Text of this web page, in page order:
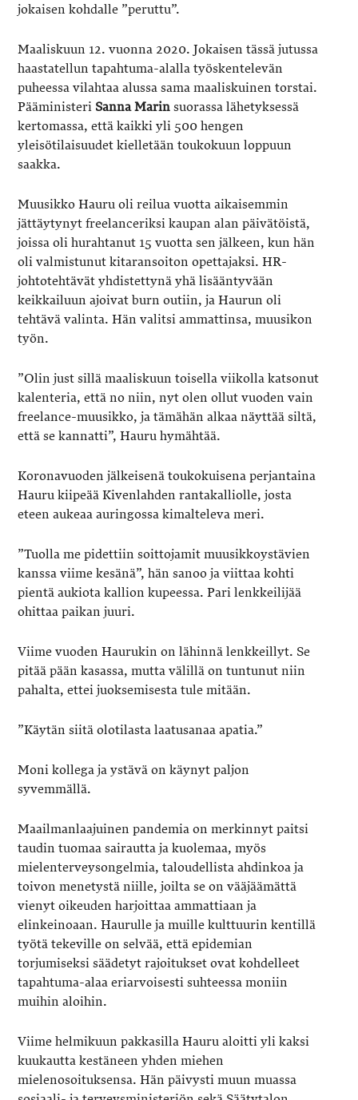
jokaisen kohdalle ”peruttu”.
Maaliskuun 12. vuonna 2020. Jokaisen tässä jutussa
haastatellun tapahtuma-alalla työskentelevän
puheessa vilahtaa alussa sama maaliskuinen torstai.
Pääministeri Sanna Marin suorassa lähetyksessä
kertomassa, että kaikki yli 500 hengen
yleisötilaisuudet kielletään toukokuun loppuun
saakka.
Muusikko Hauru oli reilua vuotta aikaisemmin
jättäytynyt freelanceriksi kaupan alan päivätöistä,
joissa oli hurahtanut 15 vuotta sen jälkeen, kun hän
oli valmistunut kitaransoiton opettajaksi. HR-
johtotehtävät yhdistettynä yhä lisääntyvään
keikkailuun ajoivat burn outiin, ja Haurun oli
tehtävä valinta. Hän valitsi ammattinsa, muusikon
työn.
”Olin just sillä maaliskuun toisella viikolla katsonut
kalenteria, että no niin, nyt olen ollut vuoden vain
freelance-muusikko, ja tämähän alkaa näyttää siltä,
että se kannatti”, Hauru hymähtää.
Koronavuoden jälkeisenä toukokuisena perjantaina
Hauru kiipeää Kivenlahden rantakalliolle, josta
eteen aukeaa auringossa kimalteleva meri.
”Tuolla me pidettiin soittojamit muusikkoystävien
kanssa viime kesänä”, hän sanoo ja viittaa kohti
pientä aukiota kallion kupeessa. Pari lenkkeilijää
ohittaa paikan juuri.
Viime vuoden Haurukin on lähinnä lenkkeillyt. Se
pitää pään kasassa, mutta välillä on tuntunut niin
pahalta, ettei juoksemisesta tule mitään.
”Käytän siitä olotilasta laatusanaa apatia.”
Moni kollega ja ystävä on käynyt paljon
syvemmällä.
Maailmanlaajuinen pandemia on merkinnyt paitsi
taudin tuomaa sairautta ja kuolemaa, myös
mielenterveysongelmia, taloudellista ahdinkoa ja
toivon menetystä niille, joilta se on vääjäämättä
vienyt oikeuden harjoittaa ammattiaan ja
elinkeinoaan. Haurulle ja muille kulttuurin kentillä
työtä tekeville on selvää, että epidemian
torjumiseksi säädetyt rajoitukset ovat kohdelleet
tapahtuma-alaa eriarvoisesti suhteessa moniin
muihin aloihin.
Viime helmikuun pakkasilla Hauru aloitti yli kaksi
kuukautta kestäneen yhden miehen
mielenosoituksensa. Hän päivysti muun muassa